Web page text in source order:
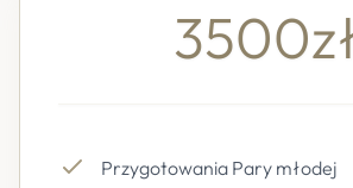
Przygotowania Pary młodej